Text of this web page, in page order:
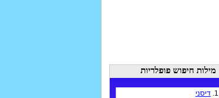
מילות חיפוש פופלריות
1. דיסני